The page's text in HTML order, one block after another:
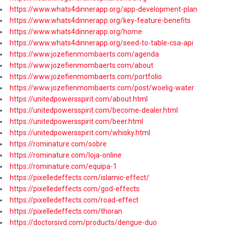
https://www.whats4dinnerapp.org/app-development-plan
https://www.whats4dinnerapp.org/key-feature-benefits
https://www.whats4dinnerapp.org/home
https://www.whats4dinnerapp.org/seed-to-table-csa-api
https://www.jozefienmombaerts.com/agenda
https://www.jozefienmombaerts.com/about
https://www.jozefienmombaerts.com/portfolio
https://www.jozefienmombaerts.com/post/woelig-water
https://unitedpowersspirit.com/about.html
https://unitedpowersspirit.com/become-dealer.html
https://unitedpowersspirit.com/beer.html
https://unitedpowersspirit.com/whisky.html
https://rominature.com/sobre
https://rominature.com/loja-online
https://rominature.com/equipa-1
https://pixelledeffects.com/islamic-effect/
https://pixelledeffects.com/god-effects
https://pixelledeffects.com/road-effect
https://pixelledeffects.com/thoran
https://doctorsivd.com/products/dengue-duo